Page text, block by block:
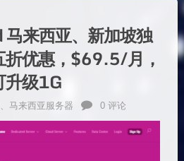
来西亚、新加坡独
折优惠，$69.5/月，
级1G
马来西亚服务器 0 评论